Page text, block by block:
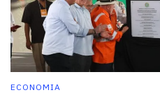
Repórter da Agência Brasil)
Tags: FGV IGP-M inflação
ECONOMIA